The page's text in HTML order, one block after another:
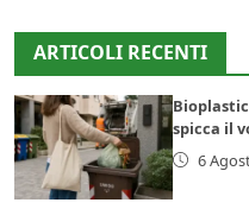
ARTICOLI RECENTI
spicca il
6